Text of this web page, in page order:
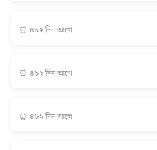
⏰ ৪৮২ দিন আগে
⏰ ৪৮২ দিন আগে
⏰ ৪৮২ দিন আগে